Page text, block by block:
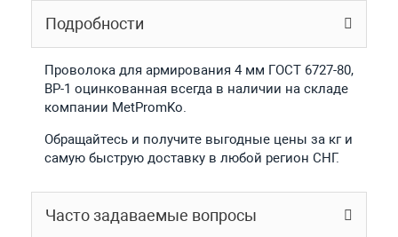
Подробности
Проволока для армирования 4 мм ГОСТ 6727-80,
ВР-1 оцинкованная всегда в наличии на складе
компании MetPromKo.
Обращайтесь и получите выгодные цены за кг и
самую быструю доставку в любой регион СНГ.
Часто задаваемые вопросы